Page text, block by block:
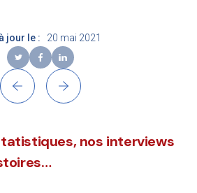
jour le : 20 mai 2021
nos interviews